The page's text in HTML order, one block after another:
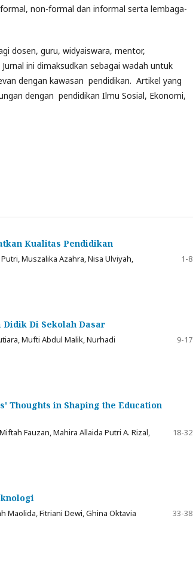
non-formal dan informal serta lembaga-
dosen, guru, widyaiswara, mentor,
ini dimaksudkan sebagai wadah untuk
dengan kawasan pendidikan. Artikel yang
dengan pendidikan Ilmu Sosial, Ekonomi,
Kualitas Pendidikan
Muszalika Azahra, Nisa Ulviyah,
1-8
Di Sekolah Dasar
Mufti Abdul Malik, Nurhadi
9-17
Thoughts in Shaping the Education
Fauzan, Mahira Allaida Putri A. Rizal,
18-32
Maolida, Fitriani Dewi, Ghina Oktavia
33-38